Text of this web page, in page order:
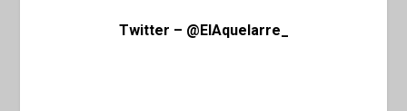
Twitter – @ElAquelarre_